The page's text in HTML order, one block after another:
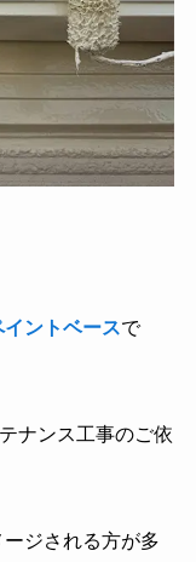
ントベースで
ナンス工事のご依
ジされる方が多